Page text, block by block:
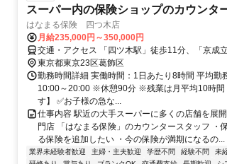
スーパー内の保険ショップのカウンタ
はなまる保険 四つ木店
月給235,000円～350,000円
交通・アクセス 「四ツ木駅」徒歩11分、「京成
東京都東京23区葛飾区
勤務時間詳細 実働時間：1日あたり8時間 平均勤
10:00～20:00 ※休憩90分 ※残業は月平均10時間
す】 ✅お子様の急な...
仕事内容 駅近の大手スーパーに多くの店舗を展
門店 「はなまる保険」のカウンタースタッフ ・
る保険を追加したい ・今の保険が満期になるの...
業界未経験者歓迎 主婦・主夫歓迎 学歴不問 経験不問 未